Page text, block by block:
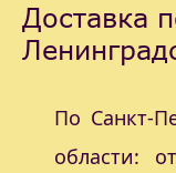
Доставка
По Санкт-
области: